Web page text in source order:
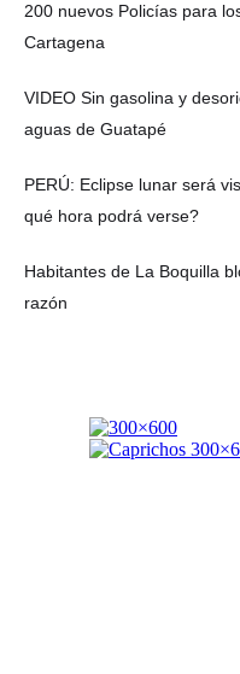
200 nuevos Policías para
Cartagena
VIDEO Sin gasolina y
aguas de Guatapé
PERÚ: Eclipse lunar será
qué hora podrá verse?
Habitantes de La Boquilla
razón